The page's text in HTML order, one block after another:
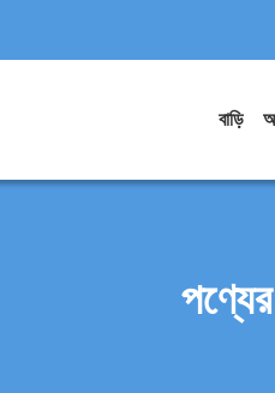
বাড়ি